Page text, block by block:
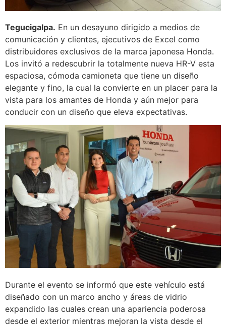
Tegucigalpa. En un desayuno dirigido a medios de
comunicación y clientes, ejecutivos de Excel como
distribuidores exclusivos de la marca japonesa Honda.
Los invitó a redescubrir la totalmente nueva HR-V esta
espaciosa, cómoda camioneta que tiene un diseño
elegante y fino, la cual la convierte en un placer para la
vista para los amantes de Honda y aún mejor para
conducir con un diseño que eleva expectativas.
Durante el evento se informó que este vehículo está
diseñado con un marco ancho y áreas de vidrio
expandido las cuales crean una apariencia poderosa
desde el exterior mientras mejoran la vista desde el